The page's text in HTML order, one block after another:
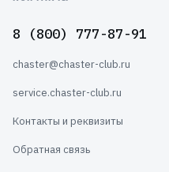
8 (800) 777-87-91
chaster@chaster-club.ru
service.chaster-club.ru
Контакты и реквизиты
Обратная связь